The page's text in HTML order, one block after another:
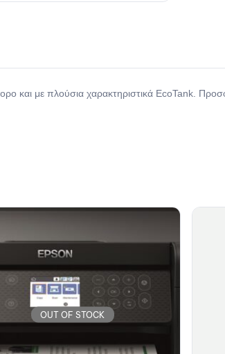
και με πλούσια χαρακτηριστικά EcoTank.
OUT OF STOCK